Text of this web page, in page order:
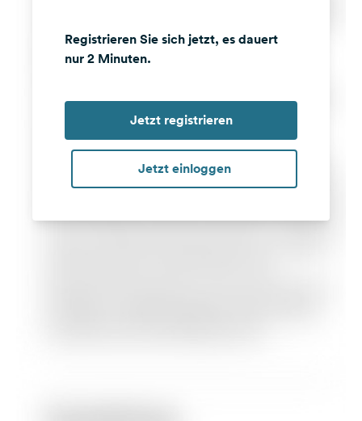
Registrieren Sie sich jetzt, es dauert
nur 2 Minuten.
Jetzt registrieren
Jetzt einloggen